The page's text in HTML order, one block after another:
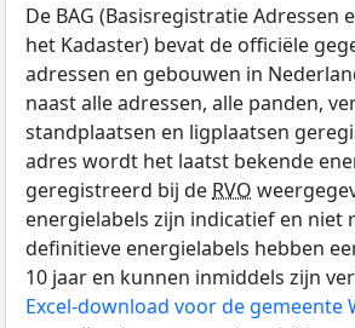
De BAG (Basisregistratie Adressen
het Kadaster) bevat de officiële
adressen en gebouwen in
naast alle adressen, alle panden,
standplaatsen en ligplaatsen
adres wordt het laatst bekende
geregistreerd bij de RVO
energielabels zijn indicatief en niet
definitieve energielabels hebben
10 jaar en kunnen inmiddels zijn
Excel-download voor de gemeente